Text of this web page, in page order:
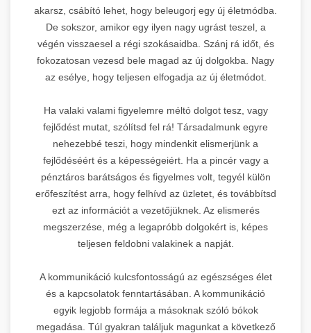
akarsz, csábító lehet, hogy beleugorj egy új életmódba.
De sokszor, amikor egy ilyen nagy ugrást teszel, a
végén visszaesel a régi szokásaidba. Szánj rá időt, és
fokozatosan vezesd bele magad az új dolgokba. Nagy
az esélye, hogy teljesen elfogadja az új életmódot.
Ha valaki valami figyelemre méltó dolgot tesz, vagy
fejlődést mutat, szólítsd fel rá! Társadalmunk egyre
nehezebbé teszi, hogy mindenkit elismerjünk a
fejlődéséért és a képességeiért. Ha a pincér vagy a
pénztáros barátságos és figyelmes volt, tegyél külön
erőfeszítést arra, hogy felhívd az üzletet, és továbbítsd
ezt az információt a vezetőjüknek. Az elismerés
megszerzése, még a legapróbb dolgokért is, képes
teljesen feldobni valakinek a napját.
A kommunikáció kulcsfontosságú az egészséges élet
és a kapcsolatok fenntartásában. A kommunikáció
egyik legjobb formája a másoknak szóló bókok
megadása. Túl gyakran találjuk magunkat a következő